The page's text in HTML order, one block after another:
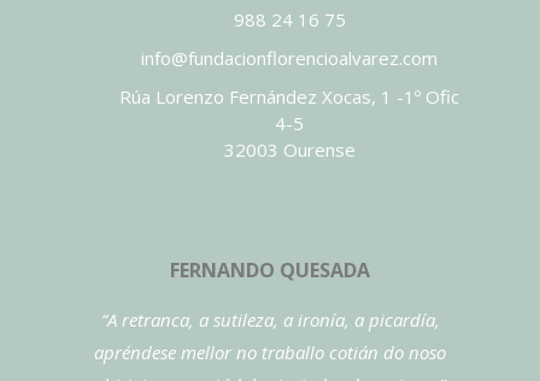
988 24 16 75
info@fundacionflorencioalvarez.com
Rúa Lorenzo Fernández Xocas, 1 -1º Ofic
4-5
32003 Ourense
FERNANDO QUESADA
“A retranca, a sutileza, a ironía, a picardía,
apréndese mellor no traballo cotián do noso